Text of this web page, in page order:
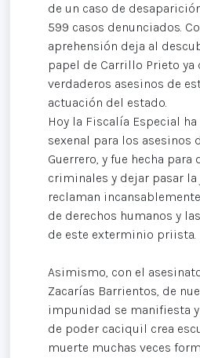
de un caso de
599 casos denunciados.
aprehensión deja al
papel de Carrillo Prieto ya
verdaderos asesinos de
actuación del estado.
Hoy la Fiscalía Especial
sexenal para los asesinos
Guerrero, y fue hecha para
criminales y dejar pasar
reclaman
de derechos humanos y
de este exterminio priista.
Asimismo, con el
Zacarías Barrientos, de
impunidad se manifiesta
de poder caciquil crea
muerte muchas veces